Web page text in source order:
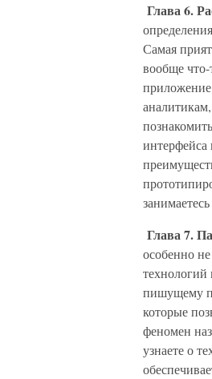
Глава 6.
Самая
вообще что-
интерфейса
Глава 7.
особенно
технологий
пишущему
которые
феномен
узнаете о